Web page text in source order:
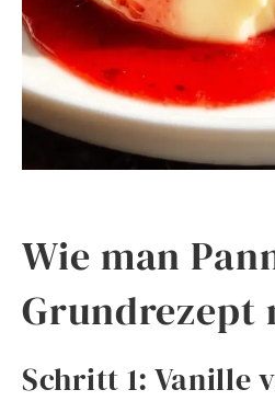
Wie man
Grundrezept
Schritt 1: Vanille